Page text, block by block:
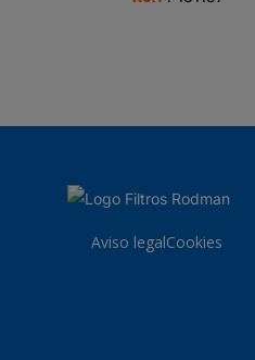
Aviso legalCookies